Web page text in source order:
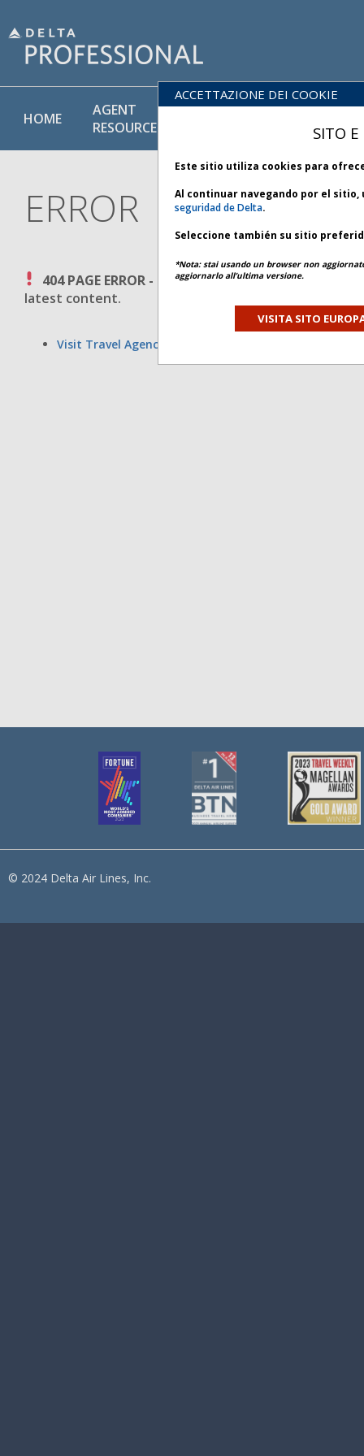
HOME
AGENT
RESOURCES
POLICY
&
ERROR
404 PAGE ERROR - The requested page could not
latest content.
Visit Travel Agency Site
© 2024 Delta Air Lines, Inc.
ACCETTAZIONE DEI COOKIE
SITO
Este sitio utiliza cookies para
Al continuar navegando por el
seguridad de Delta.
Seleccione también su sitio
*Nota: stai usando un browser non
aggiornarlo all’ultima versione.
VISITA SITO